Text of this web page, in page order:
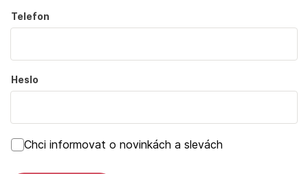
Telefon
Heslo
Chci informovat o novinkách a slevách